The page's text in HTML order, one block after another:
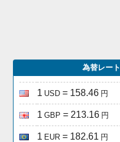
為替レート
1 USD = 158.46 円
1 GBP = 213.16 円
1 EUR = 182.61 円